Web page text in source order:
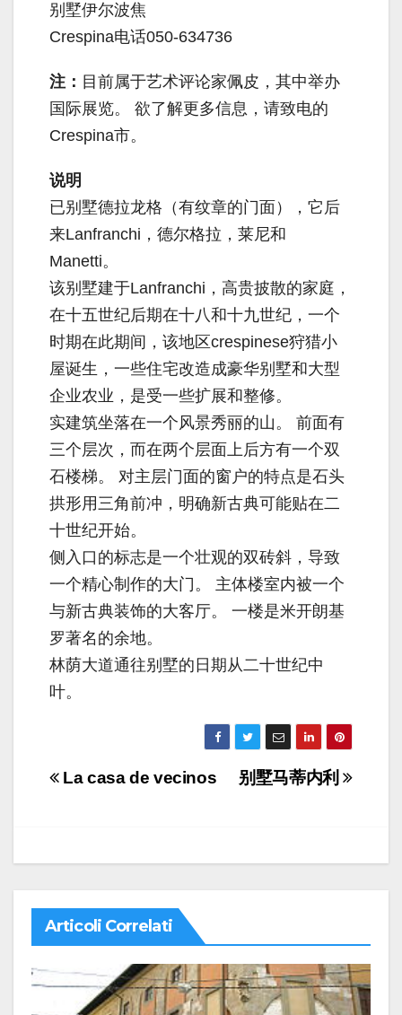
别墅伊尔波焦
Crespina电话050-634736
注： 目前属于艺术评论家佩皮，其中举办
国际展览。 欲了解更多信息，请致电的
Crespina市。
说明
已别墅德拉龙格（有纹章的门面），它后
来Lanfranchi，德尔格拉，莱尼和
Manetti。
该别墅建于Lanfranchi，高贵披散的家庭，
在十五世纪后期在十八和十九世纪，一个
时期在此期间，该地区crespinese狩猎小
屋诞生，一些住宅改造成豪华别墅和大型
企业农业，是受一些扩展和整修。
实建筑坐落在一个风景秀丽的山。 前面有
三个层次，而在两个层面上后方有一个双
石楼梯。 对主层门面的窗户的特点是石头
拱形用三角前冲，明确新古典可能贴在二
十世纪开始。
侧入口的标志是一个壮观的双砖斜，导致
一个精心制作的大门。 主体楼室内被一个
与新古典装饰的大客厅。 一楼是米开朗基
罗著名的余地。
林荫大道通往别墅的日期从二十世纪中
叶。
Navigazione
别墅马蒂内利
La casa de vecinos
Articoli Correlati